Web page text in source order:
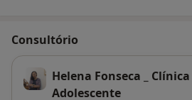
Consultório
Helena Fonseca _
Adolescente